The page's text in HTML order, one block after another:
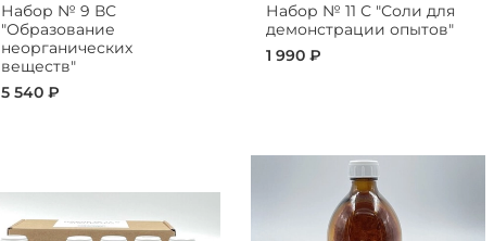
Набор № 9 ВС
"Образование
неорганических
веществ"
5 540 ₽
Набор № 11 С "Соли для
демонстрации опытов"
1 990 ₽